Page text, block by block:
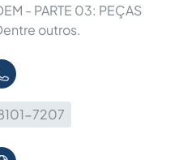
- PARTE 03: PEÇAS
outros.
7207